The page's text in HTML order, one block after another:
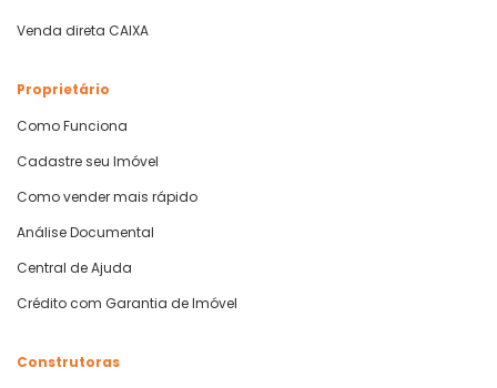
Venda direta CAIXA
Proprietário
Como Funciona
Cadastre seu Imóvel
Como vender mais rápido
Análise Documental
Central de Ajuda
Crédito com Garantia de Imóvel
Construtoras